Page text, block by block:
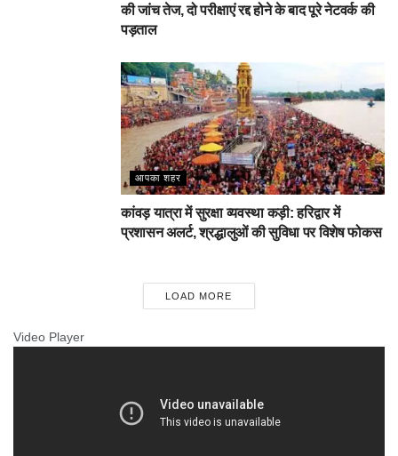
की जांच तेज, दो परीक्षाएं रद्द होने के बाद पूरे नेटवर्क की
पड़ताल
आपका शहर
कांवड़ यात्रा में सुरक्षा व्यवस्था कड़ी: हरिद्वार में
प्रशासन अलर्ट, श्रद्धालुओं की सुविधा पर विशेष फोकस
LOAD MORE
Video Player